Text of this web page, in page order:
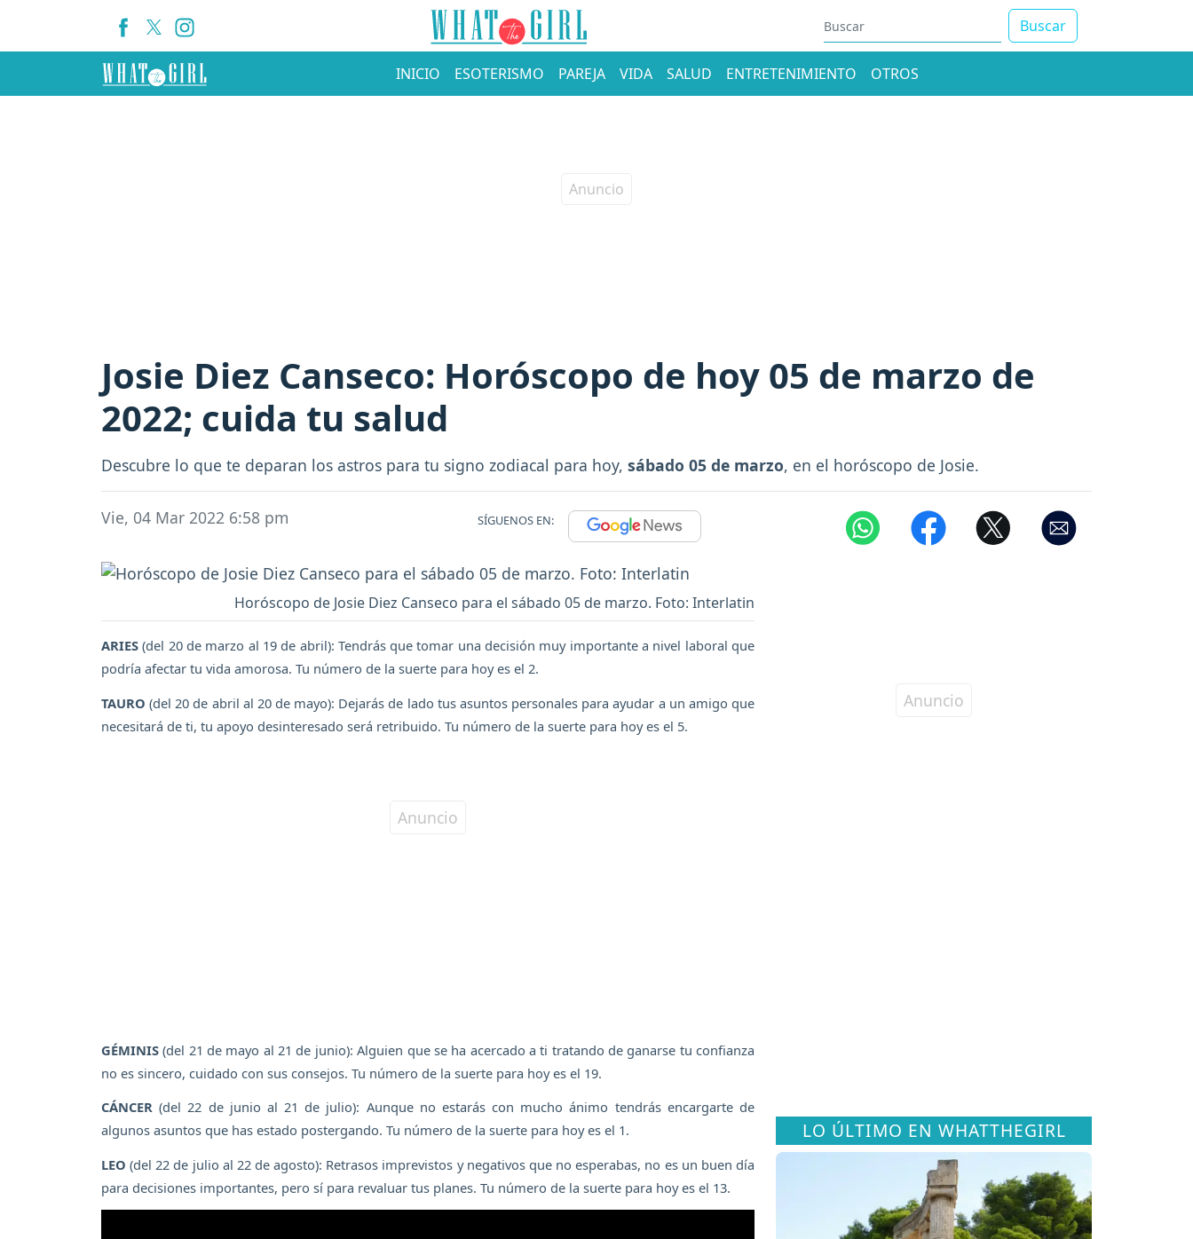
Buscar
INICIO ESOTERISMO PAREJA VIDA SALUD ENTRETENIMIENTO OTROS
Josie Diez Canseco: Horóscopo de hoy 05 de marzo de
2022; cuida tu salud
Descubre lo que te deparan los astros para tu signo zodiacal para hoy, sábado 05 de marzo, en el horóscopo de Josie.
Vie, 04 Mar 2022 6:58 pm SÍGUENOS EN:
Horóscopo de Josie Diez Canseco para el sábado 05 de marzo. Foto: Interlatin
ARIES (del 20 de marzo al 19 de abril): Tendrás que tomar una decisión muy importante a nivel laboral que
podría afectar tu vida amorosa. Tu número de la suerte para hoy es el 2.
TAURO (del 20 de abril al 20 de mayo): Dejarás de lado tus asuntos personales para ayudar a un amigo que
necesitará de ti, tu apoyo desinteresado será retribuido. Tu número de la suerte para hoy es el 5.
GÉMINIS (del 21 de mayo al 21 de junio): Alguien que se ha acercado a ti tratando de ganarse tu confianza
no es sincero, cuidado con sus consejos. Tu número de la suerte para hoy es el 19.
CÁNCER (del 22 de junio al 21 de julio): Aunque no estarás con mucho ánimo tendrás encargarte de
algunos asuntos que has estado postergando. Tu número de la suerte para hoy es el 1.
LEO (del 22 de julio al 22 de agosto): Retrasos imprevistos y negativos que no esperabas, no es un buen día
para decisiones importantes, pero sí para revaluar tus planes. Tu número de la suerte para hoy es el 13.
LO ÚLTIMO EN WHATTHEGIRL